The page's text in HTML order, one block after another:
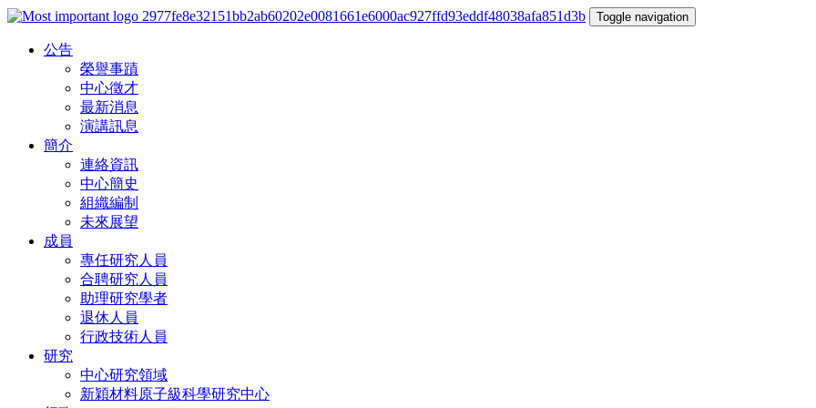
Toggle navigation
公告
榮譽事蹟
中心徵才
最新消息
演講訊息
簡介
連絡資訊
中心簡史
組織編制
未來展望
成員
專任研究人員
合聘研究人員
助理研究學者
退休人員
行政技術人員
研究
中心研究領域
新穎材料原子級科學研究中心